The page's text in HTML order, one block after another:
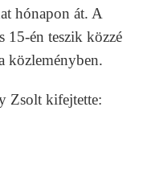
hónapon át. A
15-én teszik közzé
közleményben.
Zsolt kifejtette: